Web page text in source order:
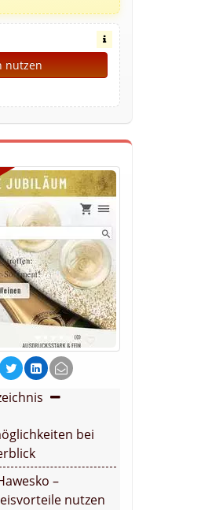
nutzen
bei
–
nutzen